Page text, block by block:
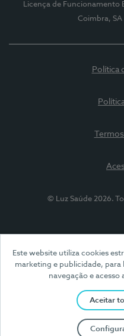
Este website utiliza cookies
marketing e publicidade, para
navegação e acesso
Aceitar
Licença de Funcionamento
Coimbra, SA
Política
© Luz Saúde 2026.